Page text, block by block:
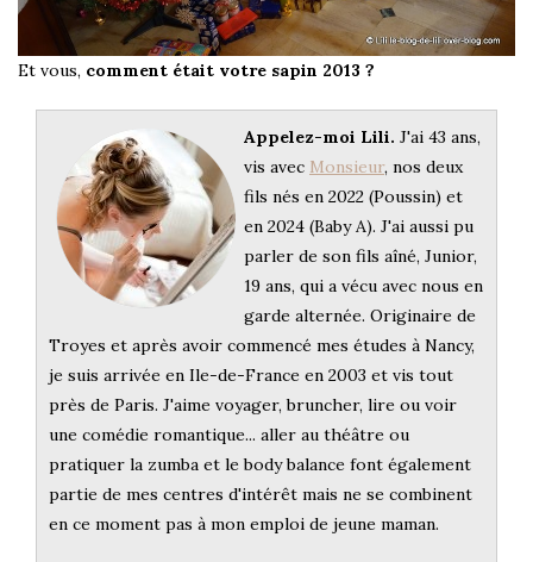
Et vous, comment était votre sapin 2013 ?
Appelez-moi Lili. J'ai 43 ans,
vis avec Monsieur, nos deux
fils nés en 2022 (Poussin) et
en 2024 (Baby A). J'ai aussi pu
parler de son fils aîné, Junior,
19 ans, qui a vécu avec nous en
garde alternée. Originaire de
Troyes et après avoir commencé mes études à Nancy,
je suis arrivée en Ile-de-France en 2003 et vis tout
près de Paris. J'aime voyager, bruncher, lire ou voir
une comédie romantique... aller au théâtre ou
pratiquer la zumba et le body balance font également
partie de mes centres d'intérêt mais ne se combinent
en ce moment pas à mon emploi de jeune maman.